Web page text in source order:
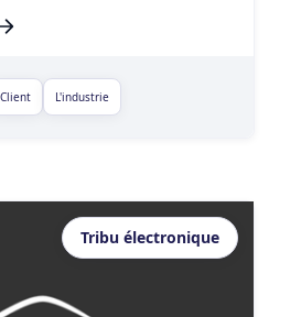
Client L'industrie
Tribu électronique